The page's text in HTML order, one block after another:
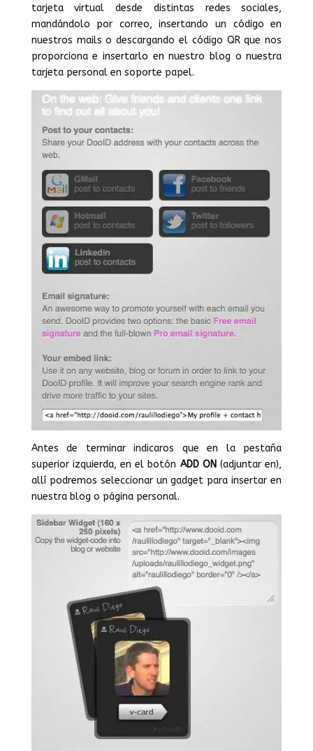
tarjeta virtual desde distintas redes sociales,
mandándolo por correo, insertando un código en
nuestros mails o descargando el código QR que nos
proporciona e insertarlo en nuestro blog o nuestra
tarjeta personal en soporte papel.
Antes de terminar indicaros que en la pestaña
superior izquierda, en el botón ADD ON (adjuntar en),
allí podremos seleccionar un gadget para insertar en
nuestra blog o página personal.